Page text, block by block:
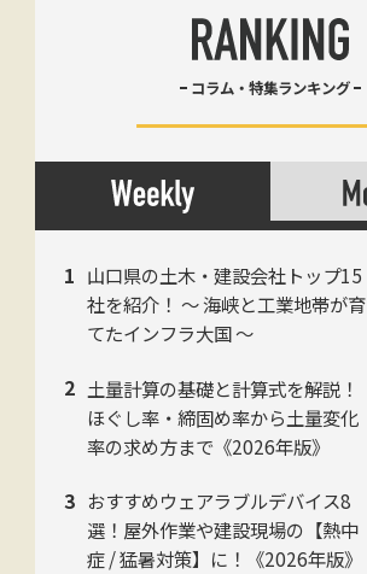
コラム・特集ランキング
山口県の土木・建設会社トップ15
社を紹介！ 〜 海峡と工業地帯が育
てたインフラ大国 〜
土量計算の基礎と計算式を解説！
ほぐし率・締固め率から土量変化
率の求め方まで《2026年版》
おすすめウェアラブルデバイス8
選！屋外作業や建設現場の【熱中
症 / 猛暑対策】に！《2026年版》